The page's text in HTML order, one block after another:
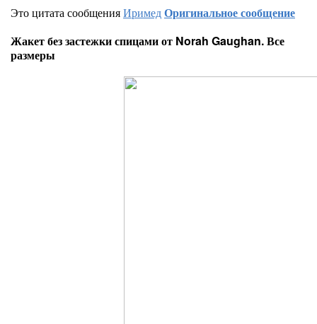
Это цитата сообщенияИримедОригинальное сообщение
Жакет без застежки спицами от Norah Gaughan. Все
размеры